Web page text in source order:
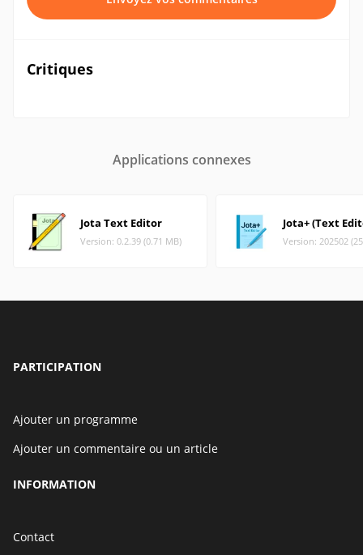
Critiques
Applications connexes
Jota Text Editor
Version: 0.2.39 (0.71 MB)
Jota+ (Text
Version: 202502
PARTICIPATION
Ajouter un programme
Ajouter un commentaire ou un article
INFORMATION
Contact